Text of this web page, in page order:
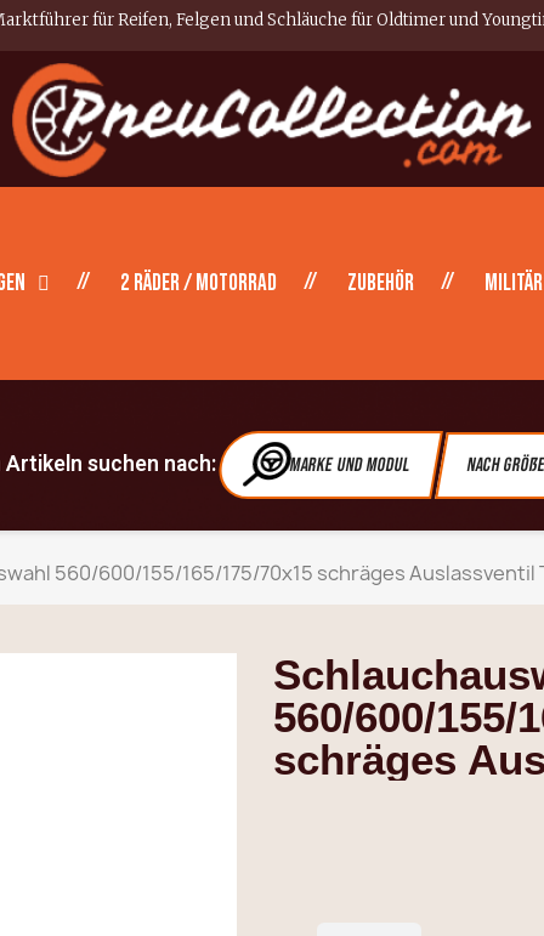
für Reifen, Felgen und Schläuche für Oldtimer und
2 Räder / Motorrad Zubehör Militär
suchen nach: Marke und Modul Nach
560/600/155/165/175/70x15 schräges Auslassventil
560/600/155/
schräges